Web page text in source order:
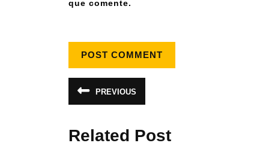
que comente.
PREVIOUS
Related Post